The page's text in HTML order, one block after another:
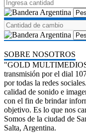
SOBRE NOSOTROS
"GOLD MULTIMEDIOS
transmisión por el dial
por todas la redes
calidad de sonido e
con el fin de brindar
objetivo. Es lo que nos
Somos de la ciudad de
Salta, Argentina.